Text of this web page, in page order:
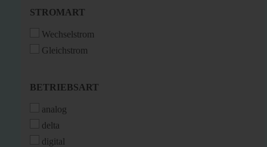
STROMART
STROMART
Wechselstrom
Gleichstrom
BETRIEBSART
BETRIEBSART
analog
delta
digital